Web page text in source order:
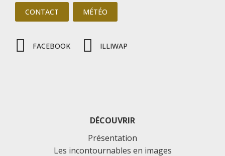
CONTACT MÉTÉO
FACEBOOK ILLIWAP
DÉCOUVRIR
Présentation
Les incontournables en images